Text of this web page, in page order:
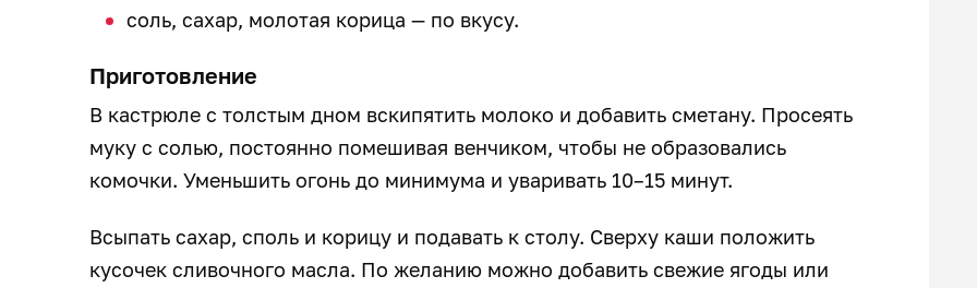
соль, сахар, молотая корица — по вкусу.
Приготовление
В кастрюле с толстым дном вскипятить молоко и добавить сметану. Просеять
муку с солью, постоянно помешивая венчиком, чтобы не образовались
комочки. Уменьшить огонь до минимума и уваривать 10–15 минут.
Всыпать сахар, споль и корицу и подавать к столу. Сверху каши положить
кусочек сливочного масла. По желанию можно добавить свежие ягоды или